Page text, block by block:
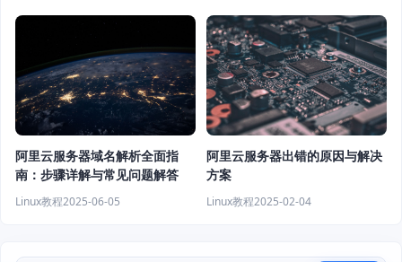
阿里云服务器域名解析全面指
南：步骤详解与常见问题解答
Linux教程2025-06-05
阿里云服务器出错的原因与解决
方案
Linux教程2025-02-04